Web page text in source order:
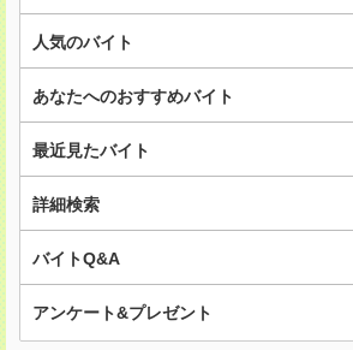
人気のバイト
あなたへのおすすめバイト
最近見たバイト
詳細検索
バイトQ&A
アンケート&プレゼント